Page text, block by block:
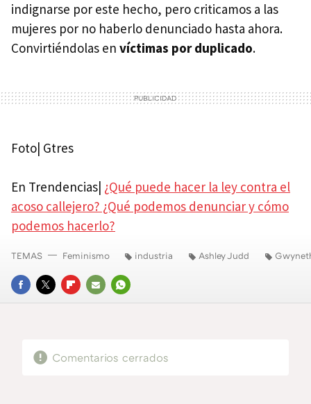
indignarse por este hecho, pero criticamos a las
mujeres por no haberlo denunciado hasta ahora.
Convirtiéndolas en víctimas por duplicado.
Foto| Gtres
En Trendencias| ¿Qué puede hacer la ley contra el
acoso callejero? ¿Qué podemos denunciar y cómo
podemos hacerlo?
FACEBOOK
TWITTERFLIPBOARD
E-
WHATSAPP
TEMAS Feminismo industria Ashley Judd
Comentarios cerrados